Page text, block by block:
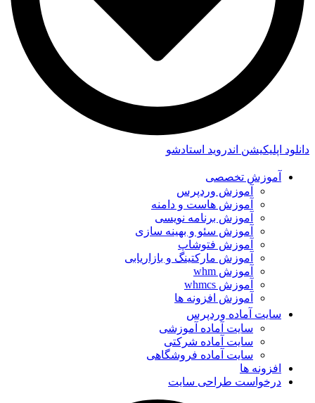
دانلود اپلیکیشن اندروید استادشو
آموزش تخصصی
آموزش وردپرس
آموزش هاست و دامنه
آموزش برنامه نویسی
آموزش سئو و بهینه سازی
آموزش فتوشاپ
آموزش مارکتینگ و بازاریابی
آموزش whm
آموزش whmcs
آموزش افزونه ها
سایت آماده وردپرس
سایت آماده آموزشی
سایت آماده شرکتی
سایت آماده فروشگاهی
افزونه ها
درخواست طراحی سایت